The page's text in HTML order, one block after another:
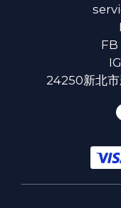
FB
24250新北市